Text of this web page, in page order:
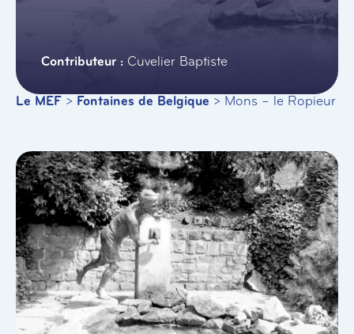
Cuvelier Baptiste
Le MEF > Fontaines de Belgique > Mons – le Ropieur